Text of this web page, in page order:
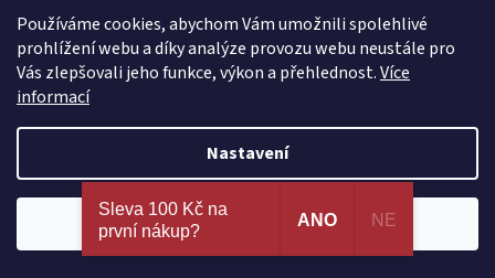
Používáme cookies, abychom Vám umožnili spolehlivé
prohlížení webu a díky analýze provozu webu neustále pro
Vás zlepšovali jeho funkce, výkon a přehlednost.Více
informací
Nastavení
Nejširší výběr erotických pomůcek a sexy prádla na
jednom místě. 100% spokojenost dle recenzí
ověřených zákazníků!
Facebook
Odebírat newsletter
Sleva 100 Kč na
první nákup?
ANO NE